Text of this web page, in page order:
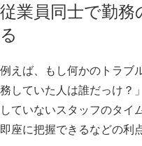
従業員同士で勤務
る
例えば、もし何かのトラブ
務していた人は誰だっけ？
していないスタッフのタイ
即座に把握できるなどの利